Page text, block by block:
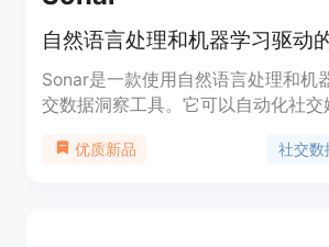
Sonar是一款使用自然语言处理和机
交数据洞察工具。它可以自动化社交
察。Sonar通过语义分析来判断文本
优质新品 社交数